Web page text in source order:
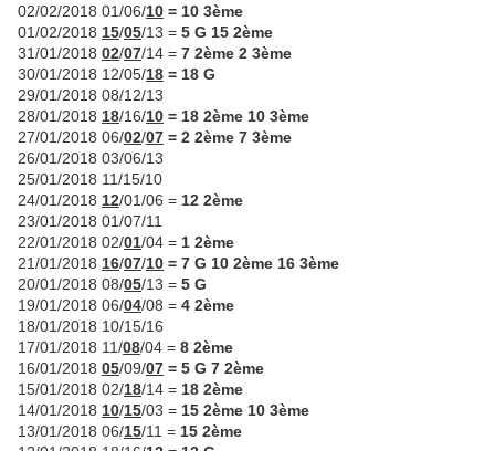
02/02/2018 01/06/10 = 10 3ème
01/02/2018 15/05/13 = 5 G 15 2ème
31/01/2018 02/07/14 = 7 2ème 2 3ème
30/01/2018 12/05/18 = 18 G
29/01/2018 08/12/13
28/01/2018 18/16/10 = 18 2ème 10 3ème
27/01/2018 06/02/07 = 2 2ème 7 3ème
26/01/2018 03/06/13
25/01/2018 11/15/10
24/01/2018 12/01/06 = 12 2ème
23/01/2018 01/07/11
22/01/2018 02/01/04 = 1 2ème
21/01/2018 16/07/10 = 7 G 10 2ème 16 3ème
20/01/2018 08/05/13 = 5 G
19/01/2018 06/04/08 = 4 2ème
18/01/2018 10/15/16
17/01/2018 11/08/04 = 8 2ème
16/01/2018 05/09/07 = 5 G 7 2ème
15/01/2018 02/18/14 = 18 2ème
14/01/2018 10/15/03 = 15 2ème 10 3ème
13/01/2018 06/15/11 = 15 2ème